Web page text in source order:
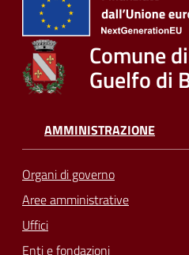
Comune
Guelfo di
AMMINISTRAZIONE
Organi di governo
Aree amministrative
Uffici
Enti e fondazioni